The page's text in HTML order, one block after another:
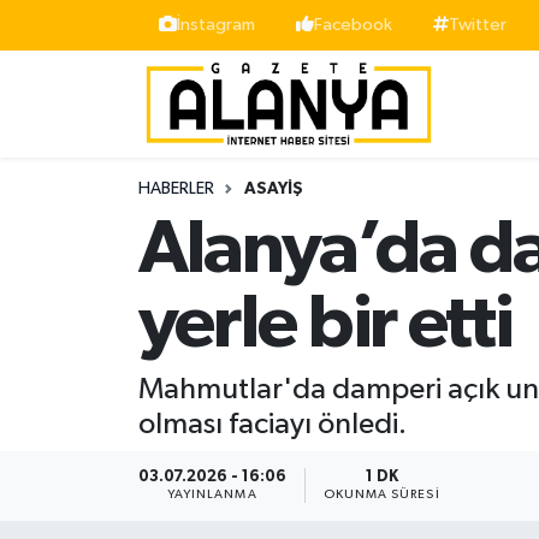
İnstagram Facebook Twitter
HABERLER ASAYIŞ
Alanya’da
yerle bir etti
Mahmutlar'da damperi açık
olması faciayı önledi.
03.07.2026 - 16:06
YAYINLANMA
1 DK
OKUNMA SÜRESI
Siyaset
İstanbul Nöbetçi Eczaneler
İstanbul Hava Durumu
Süper Lig Puan Durumu ve Fikstür
Tüm Manşetler
Son Dakika Haberleri